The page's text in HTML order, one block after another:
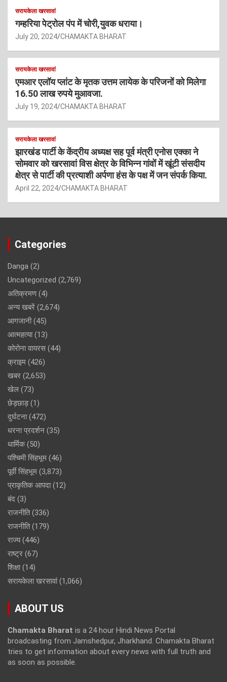
सरायकेला खरसावां
गम्हरिया पेट्रोल पंप में चोरी,युवक धराया।
July 20, 2024 CHAMAKTA BHARAT
सरायकेला खरसावां
एमआर एलॉय प्लांट के मृतक उत्तम लायेक के परिजनों को मिलेगा
16.50 लाख रुपये मुआवजा.
July 19, 2024 CHAMAKTA BHARAT
सरायकेला खरसावां
झारखंड पार्टी के केंद्रीय अध्यक्ष सह पूर्व मंत्री एनोस एक्का ने
सोमवार को खरसावां विस क्षेत्र के विभिन्न गांवों में खूंटी संसदीय
क्षेत्र से पार्टी की प्रत्याशी अर्पणा हंस के पक्ष में जन संपर्क किया.
April 22, 2024 CHAMAKTA BHARAT
Categories
Danga (2)
Uncategorized (2,769)
अतिक्रमण(4)
अन्य खबरें (2,674)
आगजानी(45)
आत्महत्या(13)
कोरोना वायरस (44)
क्राइम (426)
खबर (2,653)
खेल (73)
छेड़छाड़(1)
दुर्घटना(472)
धरना प्रदर्शन (35)
धार्मिक(50)
पश्चिमी सिंहभूम (46)
पूर्वी सिंहभूम (3,873)
प्राकृतिक आपदा(12)
बंद (3)
राजनीति(336)
राजनीति(179)
राज्य(446)
राष्ट्र (67)
शिक्षा(14)
सरायकेला खरसावां(1,066)
ABOUT US
Chamakta Bharat is a 24 hour Hindi News Portal
broadcasting from Jamshedpur, Jharkhand. Chamakta Bharat
tries to get information about every news with full truth and
as soon as possible.